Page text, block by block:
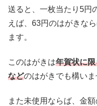
送ると、一枚当たり5円
えば、63円のはがきな
ます。
このはがきは年賀状に
などのはがきでも構いま
また未使用ならば、金